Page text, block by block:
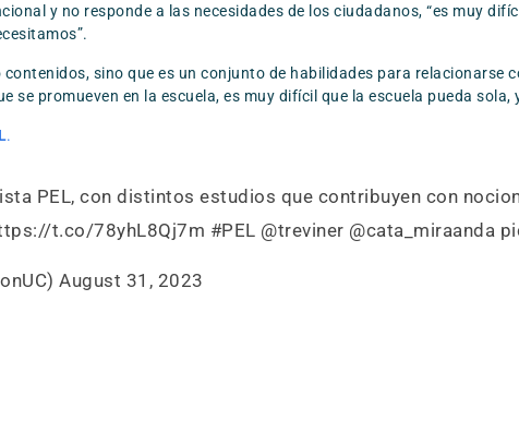
y no responde a las necesidades de los ciudadanos, “es muy
sino que es un conjunto de habilidades para relacionarse
se promueven en la escuela, es muy difícil que la escuela pueda
.
PEL, con distintos estudios que contribuyen con
t.co/78yhL8Qj7m #PEL @treviner @cata_miraanda
August 31, 2023